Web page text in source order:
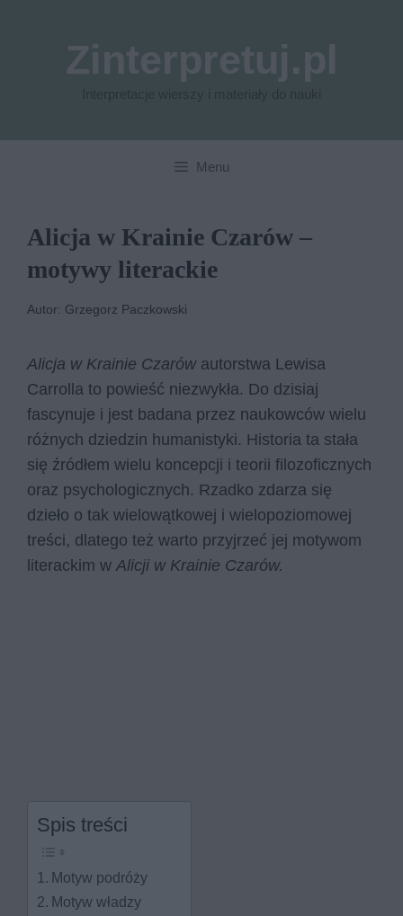
Menu
Alicja w Krainie Czarów –
motywy literackie
Autor: Grzegorz Paczkowski
Alicja w Krainie Czarów autorstwa Lewisa
Carrolla to powieść niezwykła. Do dzisiaj
fascynuje i jest badana przez naukowców wielu
różnych dziedzin humanistyki. Historia ta stała
się źródłem wielu koncepcji i teorii filozoficznych
oraz psychologicznych. Rzadko zdarza się
dzieło o tak wielowątkowej i wielopoziomowej
treści, dlatego też warto przyjrzeć jej motywom
literackim wAlicji w Krainie Czarów.
Spis treści
Motyw podróży
Motyw władzy